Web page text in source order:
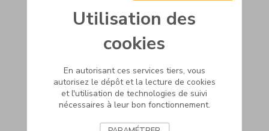
Utilisation des
cookies
En autorisant ces services tiers, vous
autorisez le dépôt et la lecture de cookies
et l'utilisation de technologies de suivi
nécessaires à leur bon fonctionnement.